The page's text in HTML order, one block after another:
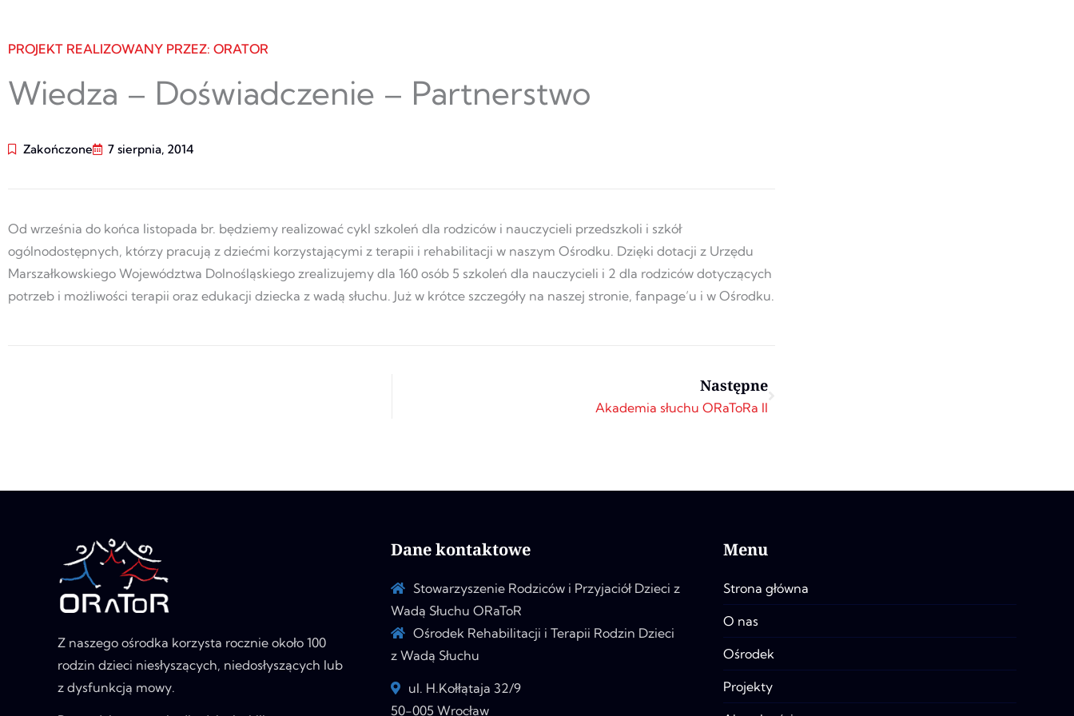
PROJEKT REALIZOWANY PRZEZ: ORATOR
Wiedza – Doświadczenie – Partnerstwo
Zakończone 7 sierpnia, 2014
Od września do końca listopada br. będziemy realizować cykl szkoleń dla rodziców i nauczycieli przedszkoli i szkół
ogólnodostępnych, którzy pracują z dziećmi korzystającymi z terapii i rehabilitacji w naszym Ośrodku. Dzięki dotacji z Urzędu
Marszałkowskiego Województwa Dolnośląskiego zrealizujemy dla 160 osób 5 szkoleń dla nauczycieli i 2 dla rodziców dotyczących
potrzeb i możliwości terapii oraz edukacji dziecka z wadą słuchu. Już w krótce szczegóły na naszej stronie, fanpage’u i w Ośrodku.
Następne
Akademia słuchu ORaToRa II
Next
Z naszego ośrodka korzysta rocznie około 100
rodzin dzieci niesłyszących, niedosłyszących lub
z dysfunkcją mowy.
Dane kontaktowe
Stowarzyszenie Rodziców i Przyjaciół Dzieci z
Wadą Słuchu ORaToR
Ośrodek Rehabilitacji i Terapii Rodzin Dzieci
z Wadą Słuchu
ul. H.Kołłątaja 32/9
50-005 Wrocław
Menu
Strona główna
O nas
Ośrodek
Projekty